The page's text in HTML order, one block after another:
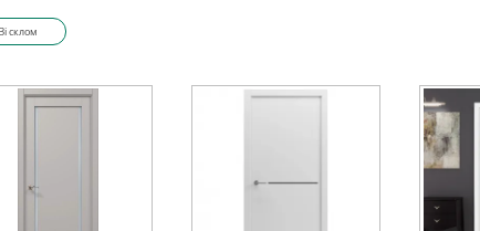
склом